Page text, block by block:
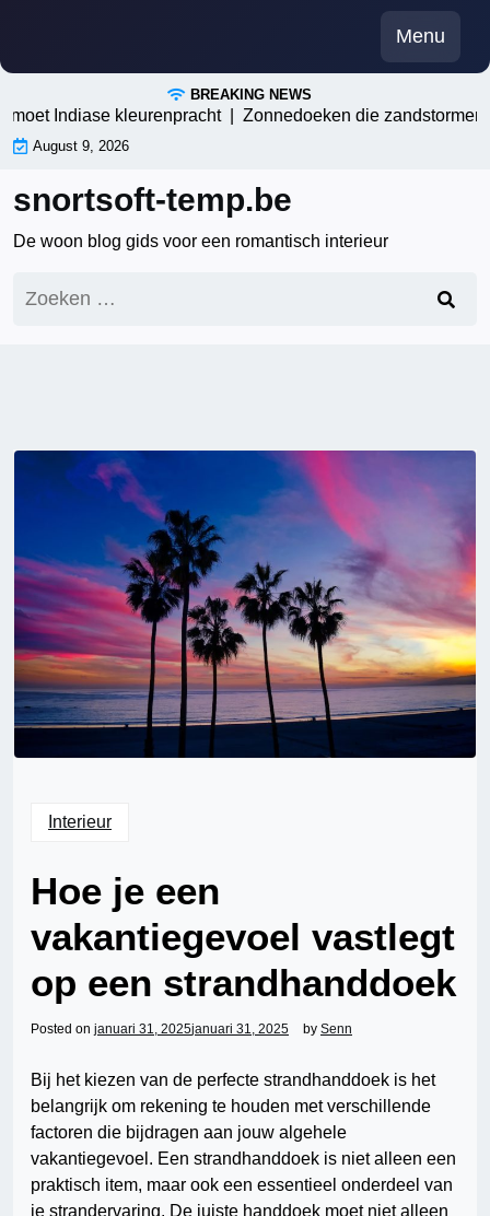
content
Menu
BREAKING NEWS
Indiase kleurenpracht |Zonnedoeken die zandstormen
August 9, 2026
snortsoft-temp.be
De woon blog gids voor een romantisch interieur
naar:
Interieur
Hoe je een
vakantiegevoel vastlegt
op een strandhanddoek
Posted on januari 31, 2025januari 31, 2025 by Senn
Bij het kiezen van de perfecte strandhanddoek is het
belangrijk om rekening te houden met verschillende
factoren die bijdragen aan jouw algehele
vakantiegevoel. Een strandhanddoek is niet alleen een
praktisch item, maar ook een essentieel onderdeel van
je strandervaring. De juiste handdoek moet niet alleen